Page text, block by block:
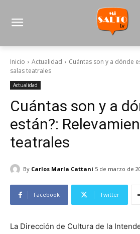
Inicio Actualidad
Cuántas son y a dónde
salas teatrales
Actualidad
Cuántas son y a
están?:
teatrales
By Carlos María Cattani 5 de marzo de
Facebook Twitter
La Dirección de Cultura de la